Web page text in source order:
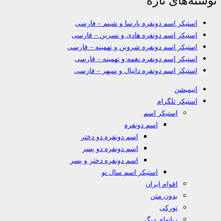
استیکر اسم دونفره پارسا و شبنم – فارسی
استیکر اسم دونفره هادی و نسرین – فارسی
استیکر اسم دونفره شروین و تهمینه – فارسی
استیکر اسم دونفره نغمه و تهمینه – فارسی
استیکر اسم دونفره دانیال و سپهر – فارسی
انیمیشن
استیکر تلگرام
استیکر اسم
اسم دونفره
اسم دونفره دو دختر
اسم دونفره دو پسر
اسم دونفره دختر و پسر
استیکر اسم سال نو
اقوام ایران
بدون متن
تورکی
زبانهای دیگر